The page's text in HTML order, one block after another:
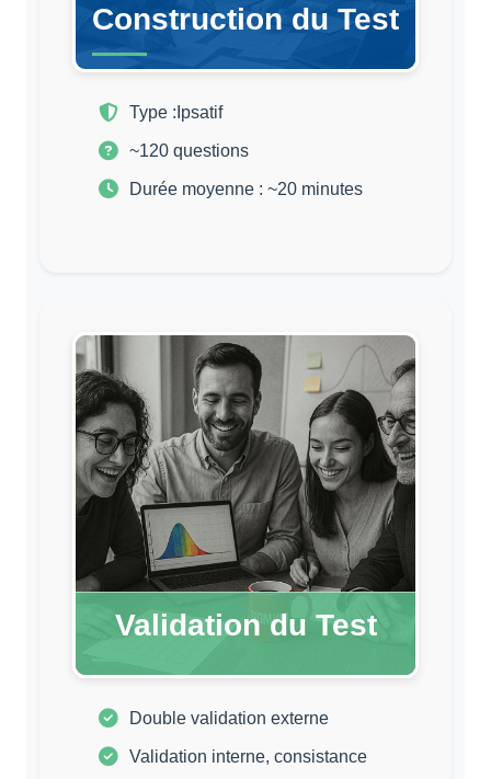
Construction du Test
Type : Ipsatif
~120 questions
Durée moyenne : ~20 minutes
Validation du Test
Double validation externe
Validation interne, consistance